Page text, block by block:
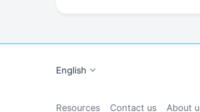
English
Resources Contact us About